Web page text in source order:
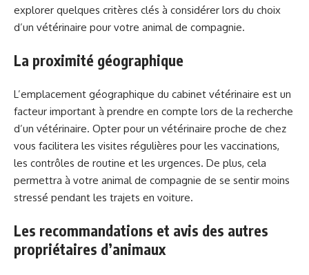
explorer quelques critères clés à considérer lors du choix
d’un vétérinaire pour votre animal de compagnie.
La proximité géographique
L’emplacement géographique du cabinet vétérinaire est un
facteur important à prendre en compte lors de la recherche
d’un vétérinaire. Opter pour un vétérinaire proche de chez
vous facilitera les visites régulières pour les vaccinations,
les contrôles de routine et les urgences. De plus, cela
permettra à votre animal de compagnie de se sentir moins
stressé pendant les trajets en voiture.
Les recommandations et avis des autres
propriétaires d’animaux